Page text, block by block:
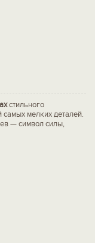
стильного
самых мелких деталей.
— символ силы,